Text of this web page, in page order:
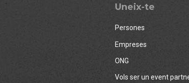
Uneix-te
Persones
Empreses
ONG
Vols ser un event